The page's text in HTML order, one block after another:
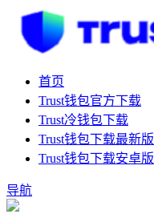
首页
Trust钱包官方下载
Trust冷钱包下载
Trust钱包下载最新版
Trust钱包下载安卓版
导航